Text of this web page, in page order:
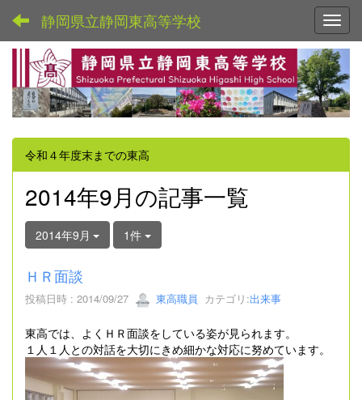
静岡県立静岡東高等学校
令和４年度末までの東高
2014年9月の記事一覧
2014年9月 1件
ＨＲ面談
投稿日時 : 2014/09/27 東高職員 カテゴリ:出来事
東高では、よくＨＲ面談をしている姿が見られます。
１人１人との対話を大切にきめ細かな対応に努めています。